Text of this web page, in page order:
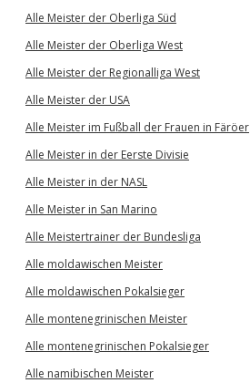
Alle Meister der Oberliga Süd
Alle Meister der Oberliga West
Alle Meister der Regionalliga West
Alle Meister der USA
Alle Meister im Fußball der Frauen in Färöer
Alle Meister in der Eerste Divisie
Alle Meister in der NASL
Alle Meister in San Marino
Alle Meistertrainer der Bundesliga
Alle moldawischen Meister
Alle moldawischen Pokalsieger
Alle montenegrinischen Meister
Alle montenegrinischen Pokalsieger
Alle namibischen Meister